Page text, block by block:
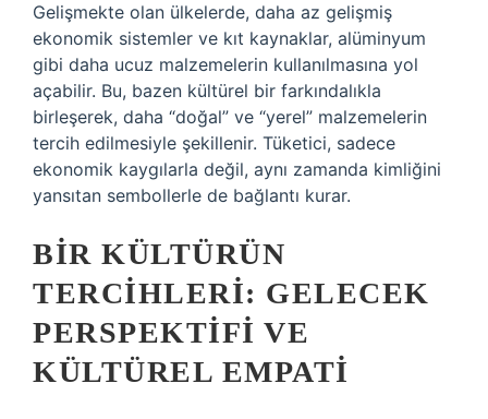
Gelişmekte olan ülkelerde, daha az gelişmiş
ekonomik sistemler ve kıt kaynaklar, alüminyum
gibi daha ucuz malzemelerin kullanılmasına yol
açabilir. Bu, bazen kültürel bir farkındalıkla
birleşerek, daha “doğal” ve “yerel” malzemelerin
tercih edilmesiyle şekillenir. Tüketici, sadece
ekonomik kaygılarla değil, aynı zamanda kimliğini
yansıtan sembollerle de bağlantı kurar.
BIR KÜLTÜRÜN
TERCIHLERI: GELECEK
PERSPEKTIFI VE
KÜLTÜREL EMPATI